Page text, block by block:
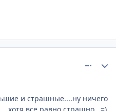
и страшные....ну ничего